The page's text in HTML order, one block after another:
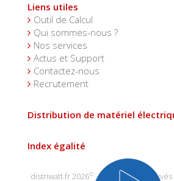
Liens utiles
Outil de Calcul
Qui sommes-nous ?
Nos services
Actus et Support
Contactez-nous
Recrutement
Distribution de matériel
Index égalité
distriwatt.fr 2026©- tous droits